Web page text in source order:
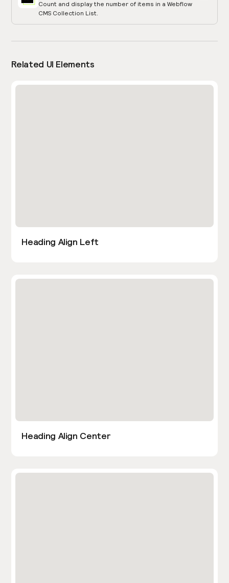
Count and display the number of items in a Webflow
CMS Collection List.
Related UI Elements
Heading Align Left
Heading Align Center